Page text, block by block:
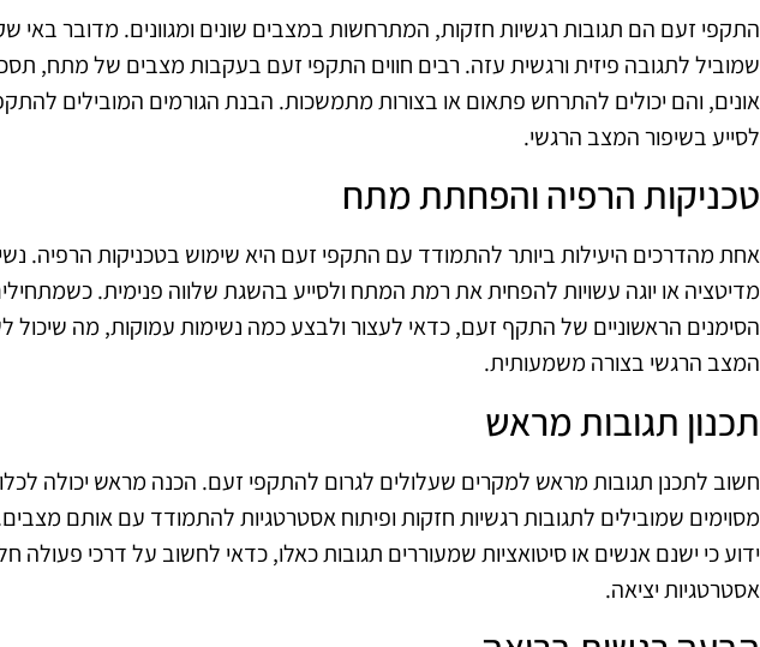
התקפי זעם הם תגובות רגשיות חזקות, המתרחשות במצבים שונים ומגוונים. מדובר באי
שמוביל לתגובה פיזית ורגשית עזה. רבים חווים התקפי זעם בעקבות מצבים של מתח,
אונים, והם יכולים להתרחש פתאום או בצורות מתמשכות. הבנת הגורמים המובילים
לסייע בשיפור המצב הרגשי.
טכניקות הרפיה והפחתת מתח
אחת מהדרכים היעילות ביותר להתמודד עם התקפי זעם היא שימוש בטכניקות הרפיה.
מדיטציה או יוגה עשויות להפחית את רמת המתח ולסייע בהשגת שלווה פנימית.
הסימנים הראשוניים של התקף זעם, כדאי לעצור ולבצע כמה נשימות עמוקות, מה שיכול
המצב הרגשי בצורה משמעותית.
תכנון תגובות מראש
חשוב לתכנן תגובות מראש למקרים שעלולים לגרום להתקפי זעם. הכנה מראש יכולה
מסוימים שמובילים לתגובות רגשיות חזקות ופיתוח אסטרטגיות להתמודד עם אותם
ידוע כי ישנם אנשים או סיטואציות שמעוררים תגובות כאלו, כדאי לחשוב על דרכי פעולה
אסטרטגיות יציאה.